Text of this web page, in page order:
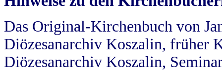
Das Original-Kirchenbuch von
Diözesanarchiv Koszalin, früher
Diözesanarchiv Koszalin,